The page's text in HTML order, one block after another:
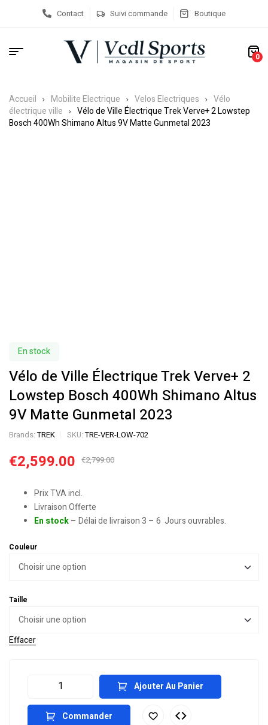
Contact Suivi commande Boutique
0
Accueil Mobilite Electrique Velos Electriques
Vélo
électrique ville
Vélo de Ville Électrique Trek Verve+ 2 Lowstep
Bosch 400Wh Shimano Altus 9V Matte Gunmetal 2023
En stock
Vélo de Ville Électrique Trek Verve+ 2
Lowstep Bosch 400Wh Shimano Altus
9V Matte Gunmetal 2023
Brands:TREK SKU:TRE-VER-LOW-702
€2,799.00
€2,599.00
Prix TVA incl.
Livraison Offerte
En stock– Délai de livraison 3 – 6 Jours ouvrables.
Couleur
Taille
Effacer
Ajouter Au Panier
Commander